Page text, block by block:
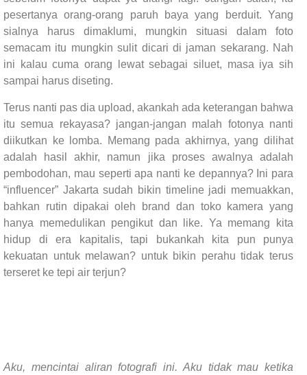
pesertanya orang-orang paruh baya yang berduit. Yang
sialnya harus dimaklumi, mungkin situasi dalam foto
semacam itu mungkin sulit dicari di jaman sekarang. Nah
ini kalau cuma orang lewat sebagai siluet, masa iya sih
sampai harus diseting.
Terus nanti pas dia upload, akankah ada keterangan bahwa
itu semua rekayasa? jangan-jangan malah fotonya nanti
diikutkan ke lomba. Memang pada akhirnya, yang dilihat
adalah hasil akhir, namun jika proses awalnya adalah
pembodohan, mau seperti apa nanti ke depannya? Ini para
“influencer” Jakarta sudah bikin timeline jadi memuakkan,
bahkan rutin dipakai oleh brand dan toko kamera yang
hanya memedulikan pengikut dan like. Ya memang kita
hidup di era kapitalis, tapi bukankah kita pun punya
kekuatan untuk melawan? untuk bikin perahu tidak terus
terseret ke tepi air terjun?
Aku, mencintai aliran fotografi ini. Aku tidak mau ketika